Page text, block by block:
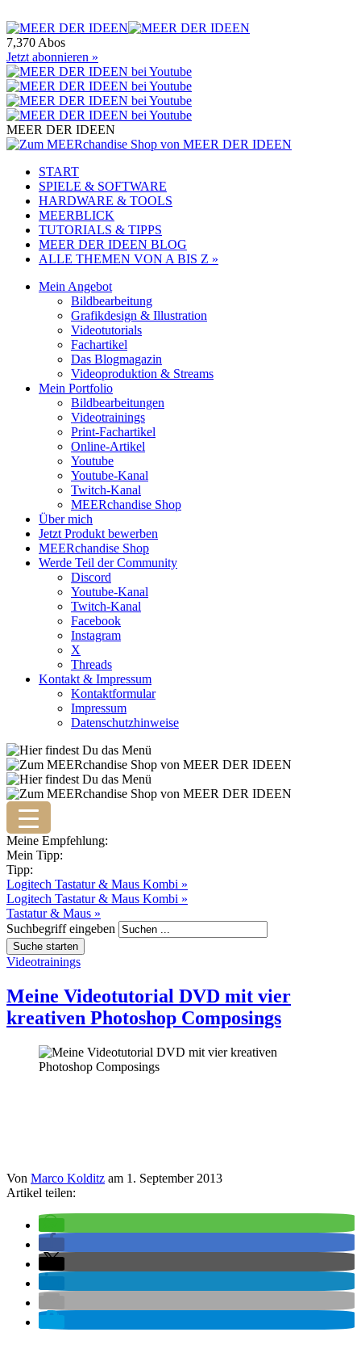
7,370 Abos
Jetzt abonnieren »
MEER DER IDEEN
START
SPIELE & SOFTWARE
HARDWARE & TOOLS
MEERBLICK
TUTORIALS & TIPPS
MEER DER IDEEN BLOG
ALLE THEMEN VON A BIS Z »
Mein Angebot
Bildbearbeitung
Grafikdesign & Illustration
Videotutorials
Fachartikel
Das Blogmagazin
Videoproduktion & Streams
Mein Portfolio
Bildbearbeitungen
Videotrainings
Print-Fachartikel
Online-Artikel
Youtube
Youtube-Kanal
Twitch-Kanal
MEERchandise Shop
Über mich
Jetzt Produkt bewerben
MEERchandise Shop
Werde Teil der Community
Discord
Youtube-Kanal
Twitch-Kanal
Facebook
Instagram
X
Threads
Kontakt & Impressum
Kontaktformular
Impressum
Datenschutzhinweise
Meine Empfehlung:
Mein Tipp:
Tipp:
Logitech Tastatur & Maus Kombi »
Logitech Tastatur & Maus Kombi »
Tastatur & Maus »
Suchbegriff eingeben
Videotrainings
Meine Videotutorial DVD mit vier
kreativen Photoshop Composings
Von Marco Kolditz am 1. September 2013
Artikel teilen: